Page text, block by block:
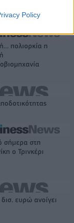
Policy
πολιορκία η
σήμερα στη
ο Τρινκέρι
ευρώ ανοίγει